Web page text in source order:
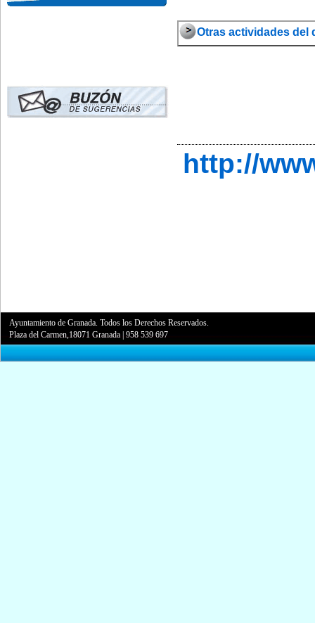
Otras actividades del
http://
Ayuntamiento de Granada. Todos los Derechos Reservados.
Plaza del Carmen,18071 Granada |958 539 697